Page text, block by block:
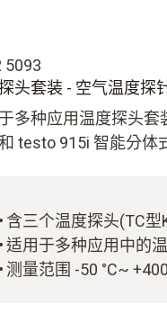
5093
头套装 - 空气温度探
多种应用温度探头套
testo 915i 智能分体
含三个温度探头(TC
适用于多种应用中的
测量范围 -50 °C~